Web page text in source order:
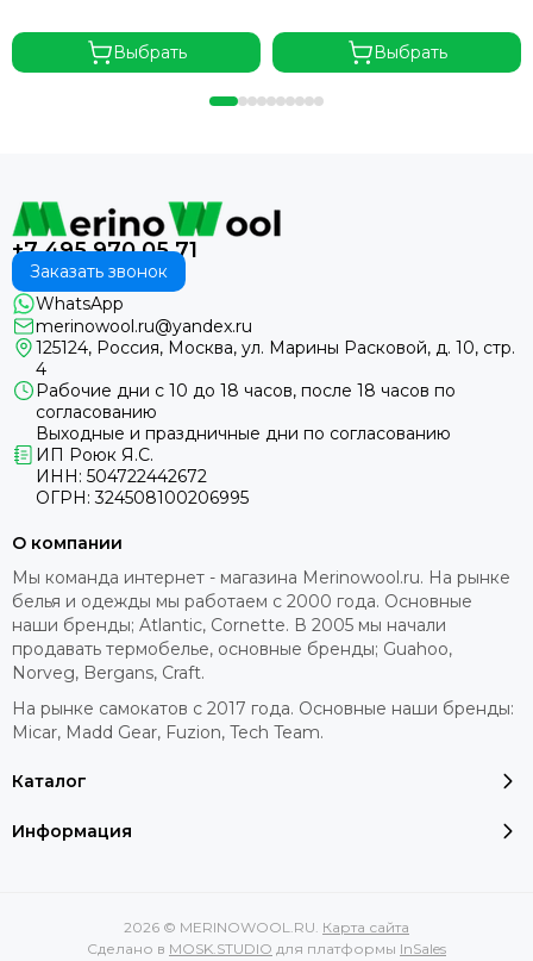
Выбрать Выбрать
+7 495 970 05 71
Заказать звонок
WhatsApp
merinowool.ru@yandex.ru
125124, Россия, Москва, ул. Марины Расковой, д. 10, стр.
4
Рабочие дни с 10 до 18 часов, после 18 часов по
согласованию
Выходные и праздничные дни по согласованию
ИП Роюк Я.С.
ИНН: 504722442672
ОГРН: 324508100206995
Каталог
Информация
О компании
Мы команда интернет - магазина Merinowool.ru. На рынке
белья и одежды мы работаем с 2000 года. Основные
наши бренды; Atlantic, Cornette. В 2005 мы начали
продавать термобелье, основные бренды; Guahoo,
Norveg, Bergans, Craft.
На рынке самокатов с 2017 года. Основные наши бренды:
Micar, Madd Gear, Fuzion, Tech Team.
2026 © MERINOWOOL.RU. Карта сайта
Сделано в MOSK.STUDIO для платформы InSales